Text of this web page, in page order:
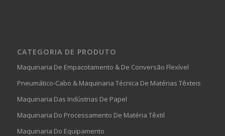
CATEGORIA DE PRODUTO
Maquinaria De Empacotamento & De Conversão Flexível
Pneumático-Cabo & Maquinaria Técnica De Matérias Têxteis
Maquinaria Das Indústrias De Papel
Maquinaria Do Processamento De Matéria Têxtil
Maquinaria Do Equipamento